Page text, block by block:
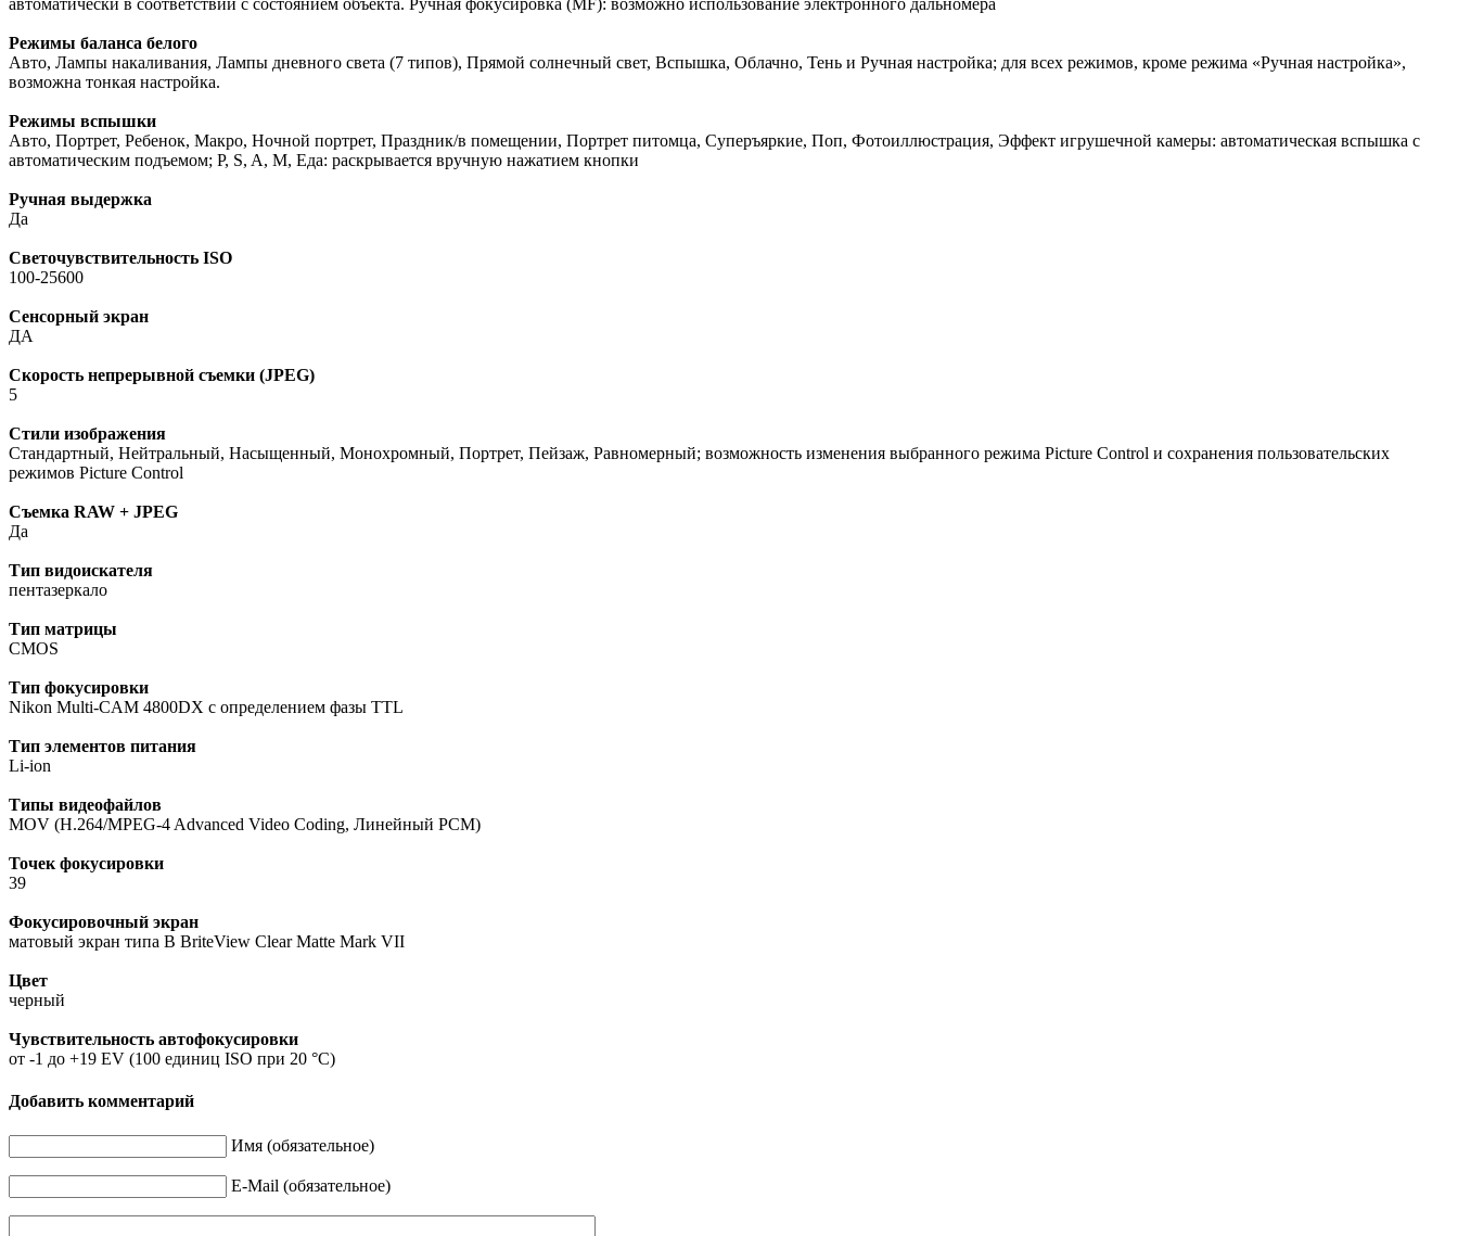
автоматически в соответствии с состоянием объекта. Ручная фокусировка (MF): возможно использование электронного дальномера
Режимы баланса белого
Авто, Лампы накаливания, Лампы дневного света (7 типов), Прямой солнечный свет, Вспышка, Облачно, Тень и Ручная настройка; для всех режимов, кроме режима «Ручная настройка»,
возможна тонкая настройка.
Режимы вспышки
Авто, Портрет, Ребенок, Макро, Ночной портрет, Праздник/в помещении, Портрет питомца, Суперъяркие, Поп, Фотоиллюстрация, Эффект игрушечной камеры: автоматическая вспышка с
автоматическим подъемом; P, S, A, M, Еда: раскрывается вручную нажатием кнопки
Ручная выдержка
Да
Светочувствительность ISO
100-25600
Сенсорный экран
ДА
Скорость непрерывной съемки (JPEG)
5
Стили изображения
Стандартный, Нейтральный, Насыщенный, Монохромный, Портрет, Пейзаж, Равномерный; возможность изменения выбранного режима Picture Control и сохранения пользовательских
режимов Picture Control
Съемка RAW + JPEG
Да
Тип видоискателя
пентазеркало
Тип матрицы
CMOS
Тип фокусировки
Nikon Multi-CAM 4800DX с определением фазы TTL
Тип элементов питания
Li-ion
Типы видеофайлов
MOV (H.264/MPEG-4 Advanced Video Coding, Линейный PCM)
Точек фокусировки
39
Фокусировочный экран
матовый экран типа B BriteView Clear Matte Mark VII
Цвет
черный
Чувствительность автофокусировки
от -1 до +19 EV (100 единиц ISO при 20 °C)
Добавить комментарий
Имя (обязательное)
E-Mail (обязательное)